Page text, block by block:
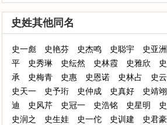
史姓其他同名
史一彪 史艳芬 史杰鸣 史聪宇 史亚洲
平
史秀琳 史纭然 史林霞 史雅欣
承
史梅青 史惠 史恩诺 史林占 史
史天一
史予珩 史仲成 史真好 史靖翊
迪
史风芹 史冠一 史浩铭 史星明
史润之
史生娃 史一佗 史训建 史君豪